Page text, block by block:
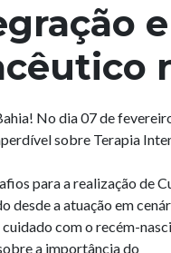
No dia 07 de
sobre Terapia
para a realização de
desde a atuação em
com o recém-
a importância do